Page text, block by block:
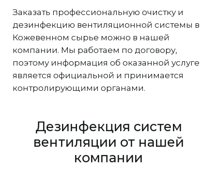
Заказать профессиональную очистку и
дезинфекцию вентиляционной системы в
Кожевенном сырье можно в нашей
компании. Мы работаем по договору,
поэтому информация об оказанной услуге
является официальной и принимается
контролирующими органами.
Дезинфекция систем
вентиляции от нашей
компании